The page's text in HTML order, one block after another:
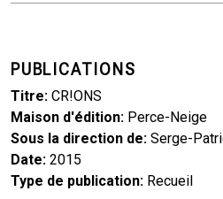
PUBLICATIONS
Titre CR!ONS
Maison d'édition Perce-Neige
Sous la direction de Serge-
Date 2015
Type de publication Recueil